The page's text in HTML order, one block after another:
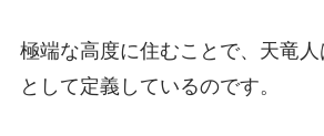
極端な高度に住むことで、天竜人
として定義しているのです。